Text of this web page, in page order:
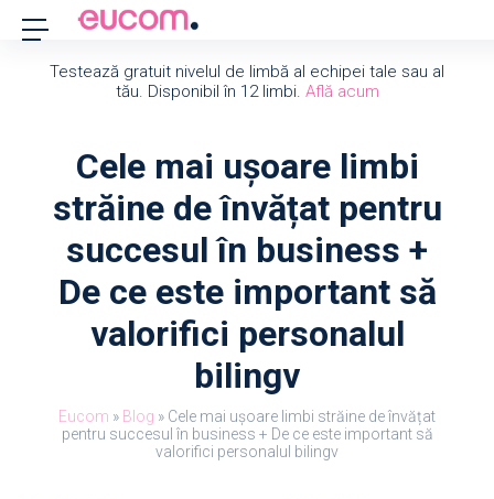
Testează gratuit nivelul de limbă al echipei tale sau al
tău. Disponibil în 12 limbi. Află acum
Cele mai ușoare limbi
străine de învățat pentru
succesul în business +
De ce este important să
valorifici personalul
bilingv
Eucom » Blog » Cele mai ușoare limbi străine de învățat
pentru succesul în business + De ce este important să
valorifici personalul bilingv